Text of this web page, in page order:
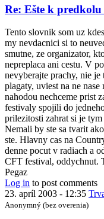
In
reply
to
Re:
Ešte
k
predkolu
Porty
v
Košiciach
-
by
Anonymný
(bez
overenia)
Re: Ešte k
Tento slovnik som uz
my nevdacnici si to
smutne, ze organizator,
nepreplaca ani cestu. V
nevyberajte prachy, nie
plagaty, uviest na ne
nahodou nechceme prist
festivaly spojili do
prilezitosti zahrat si je tym
Nemali by ste sa tvarit
ste. Hlavny cas na
denne pocut v radiach a
CFT festival, oddychnut.
Pegaz
Log in to post comments
23. apríl 2003 - 12:35
Anonymný (bez overenia)